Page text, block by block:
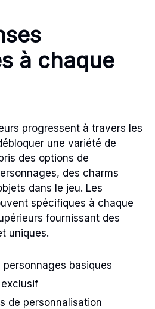
à chaque
progressent à travers les
une variété de
des options de
des charms
dans le jeu. Les
spécifiques à chaque
fournissant des
uniques.
personnages basiques
exclusif
de personnalisation